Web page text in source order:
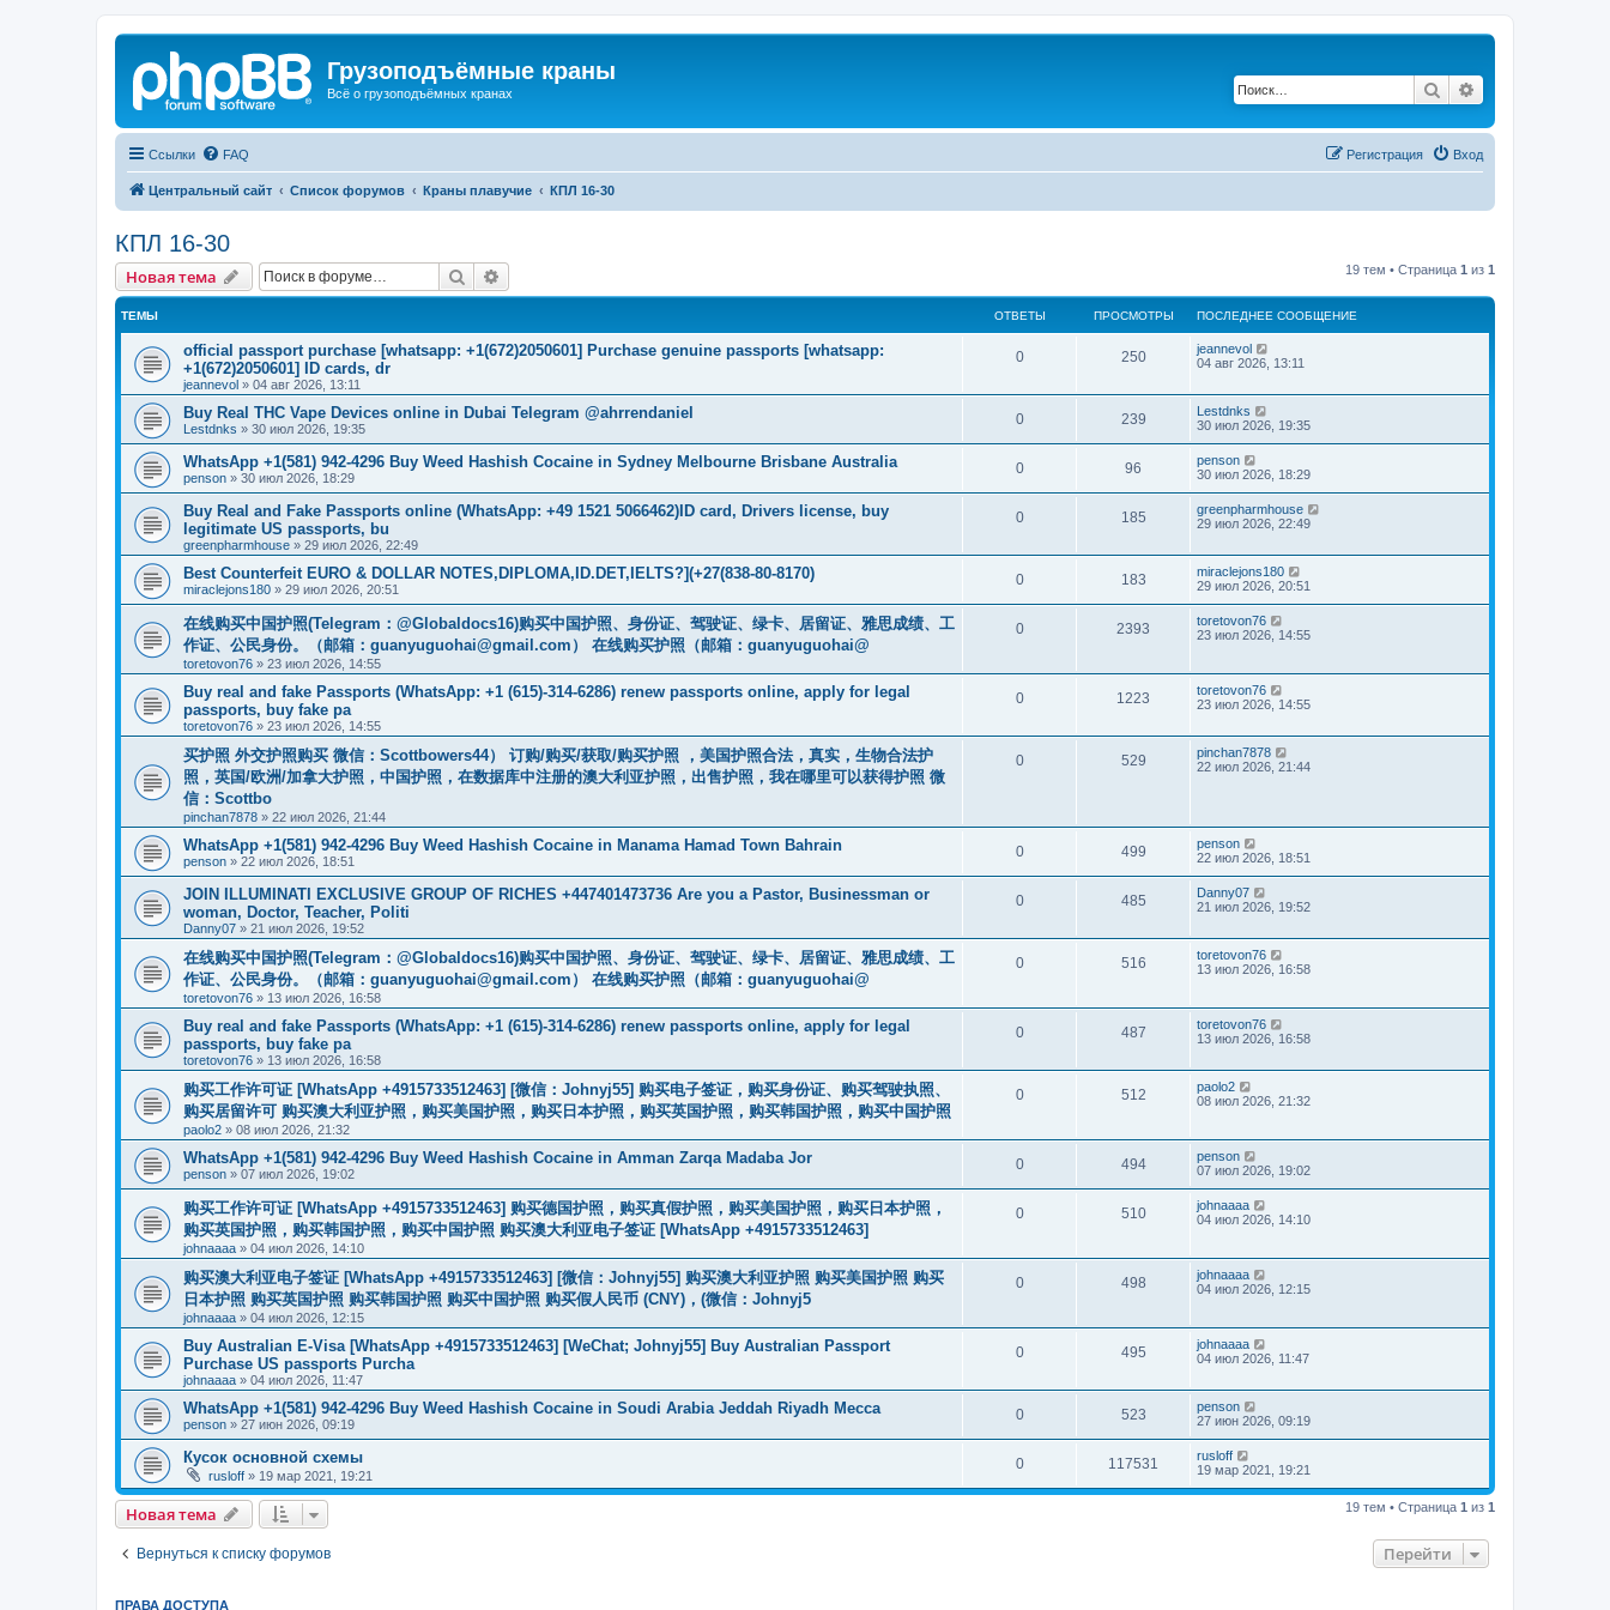
Грузоподъёмные краны
Всё о грузоподъёмных кранах Поиск
Ссылки FAQ Вход
Регистрация
Центральный сайт Список форумов Краны плавучие КПЛ 16-30
КПЛ 16-30
Новая тема Поиск 19 тем • Страница 1 из 1
ТЕМЫ ОТВЕТЫ ПРОСМОТРЫ ПОСЛЕДНЕЕ СООБЩЕНИЕ
official passport purchase [whatsapp: +1(672)2050601] Purchase genuine passports [whatsapp:
+1(672)2050601] ID cards, dr
jeannevol » 04 авг 2026, 13:11
0 250
jeannevol
04 авг 2026, 13:11
Buy Real THC Vape Devices online in Dubai Telegram @ahrrendaniel
Lestdnks » 30 июл 2026, 19:35
0 239
Lestdnks
30 июл 2026, 19:35
WhatsApp +1(581) 942-4296 Buy Weed Hashish Cocaine in Sydney Melbourne Brisbane Australia
penson » 30 июл 2026, 18:29
0 96
penson
30 июл 2026, 18:29
Buy Real and Fake Passports online (WhatsApp: +49 1521 5066462)ID card, Drivers license, buy
legitimate US passports, bu
greenpharmhouse » 29 июл 2026, 22:49
0 185
greenpharmhouse
29 июл 2026, 22:49
Best Counterfeit EURO & DOLLAR NOTES,DIPLOMA,ID.DET,IELTS?](+27(838-80-8170)
miraclejons180 » 29 июл 2026, 20:51
0 183
miraclejons180
29 июл 2026, 20:51
在线购买中国护照(Telegram：@Globaldocs16)购买中国护照、身份证、驾驶证、绿卡、居留证、雅思成绩、工
作证、公民身份。（邮箱： guanyuguohai@gmail.com ） 在线购买护照（邮箱：guanyuguohai@
toretovon76 » 23 июл 2026, 14:55
0 2393
toretovon76
23 июл 2026, 14:55
Buy real and fake Passports (WhatsApp: +1 (615)-314-6286) renew passports online, apply for legal
passports, buy fake pa
toretovon76 » 23 июл 2026, 14:55
0 1223
toretovon76
23 июл 2026, 14:55
买护照 外交护照购买 微信：Scottbowers44） 订购/购买/获取/购买护照 ，美国护照合法，真实，生物合法护
照，英国/欧洲/加拿大护照，中国护照，在数据库中注册的澳大利亚护照，出售护照，我在哪里可以获得护照 微
信：Scottbo
pinchan7878 » 22 июл 2026, 21:44
0 529
pinchan7878
22 июл 2026, 21:44
WhatsApp +1(581) 942-4296 Buy Weed Hashish Cocaine in Manama Hamad Town Bahrain
penson » 22 июл 2026, 18:51
0 499
penson
22 июл 2026, 18:51
JOIN ILLUMINATI EXCLUSIVE GROUP OF RICHES +447401473736 Are you a Pastor, Businessman or
woman, Doctor, Teacher, Politi
Danny07 » 21 июл 2026, 19:52
0 485
Danny07
21 июл 2026, 19:52
在线购买中国护照(Telegram：@Globaldocs16)购买中国护照、身份证、驾驶证、绿卡、居留证、雅思成绩、工
作证、公民身份。（邮箱： guanyuguohai@gmail.com ） 在线购买护照（邮箱：guanyuguohai@
toretovon76 » 13 июл 2026, 16:58
0 516
toretovon76
13 июл 2026, 16:58
Buy real and fake Passports (WhatsApp: +1 (615)-314-6286) renew passports online, apply for legal
passports, buy fake pa
toretovon76 » 13 июл 2026, 16:58
0 487
toretovon76
13 июл 2026, 16:58
购买工作许可证 [WhatsApp +4915733512463] [微信：Johnyj55] 购买电子签证，购买身份证、购买驾驶执照、
购买居留许可 购买澳大利亚护照，购买美国护照，购买日本护照，购买英国护照，购买韩国护照，购买中国护照
paolo2 » 08 июл 2026, 21:32
0 512
paolo2
08 июл 2026, 21:32
WhatsApp +1(581) 942-4296 Buy Weed Hashish Cocaine in Amman Zarqa Madaba Jor
penson » 07 июл 2026, 19:02
0 494
penson
07 июл 2026, 19:02
购买工作许可证 [WhatsApp +4915733512463] 购买德国护照，购买真假护照，购买美国护照，购买日本护照，
购买英国护照，购买韩国护照，购买中国护照 购买澳大利亚电子签证 [WhatsApp +4915733512463]
johnaaaa » 04 июл 2026, 14:10
0 510
johnaaaa
04 июл 2026, 14:10
购买澳大利亚电子签证 [WhatsApp +4915733512463] [微信：Johnyj55] 购买澳大利亚护照 购买美国护照 购买
日本护照 购买英国护照 购买韩国护照 购买中国护照 购买假人民币 (CNY)，(微信：Johnyj5
johnaaaa » 04 июл 2026, 12:15
0 498
johnaaaa
04 июл 2026, 12:15
Buy Australian E-Visa [WhatsApp +4915733512463] [WeChat; Johnyj55] Buy Australian Passport
Purchase US passports Purcha
johnaaaa » 04 июл 2026, 11:47
0 495
johnaaaa
04 июл 2026, 11:47
WhatsApp +1(581) 942-4296 Buy Weed Hashish Cocaine in Soudi Arabia Jeddah Riyadh Mecca
penson » 27 июн 2026, 09:19
0 523
penson
27 июн 2026, 09:19
Кусок основной схемы
rusloff » 19 мар 2021, 19:21
0 117531
rusloff
19 мар 2021, 19:21
Новая тема 19 тем • Страница 1 из 1
Вернуться к списку форумов Перейти
ПРАВА ДОСТУПА